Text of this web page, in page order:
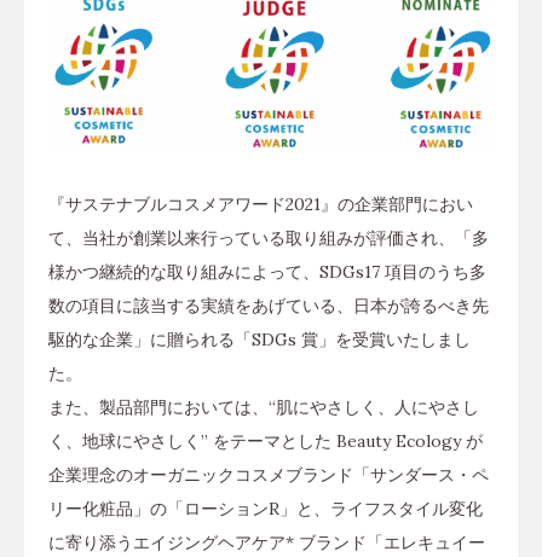
『サステナブルコスメアワード2021』の企業部門におい
て、当社が創業以来行っている取り組みが評価され、「多
様かつ継続的な取り組みによって、SDGs17 項目のうち多
数の項目に該当する実績をあげている、日本が誇るべき先
駆的な企業」に贈られる「SDGs 賞」を受賞いたしまし
た。
また、製品部門においては、“肌にやさしく、人にやさし
く、地球にやさしく” をテーマとした Beauty Ecology が
企業理念のオーガニックコスメブランド「サンダース・ペ
リー化粧品」の「ローションR」と、ライフスタイル変化
に寄り添うエイジングヘアケア* ブランド「エレキュイー